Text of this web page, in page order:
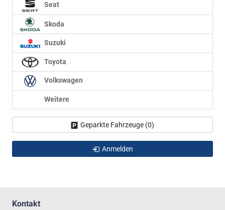
Seat
Skoda
Suzuki
Toyota
Volkswagen
Weitere
Geparkte Fahrzeuge (0)
Anmelden
Kontakt